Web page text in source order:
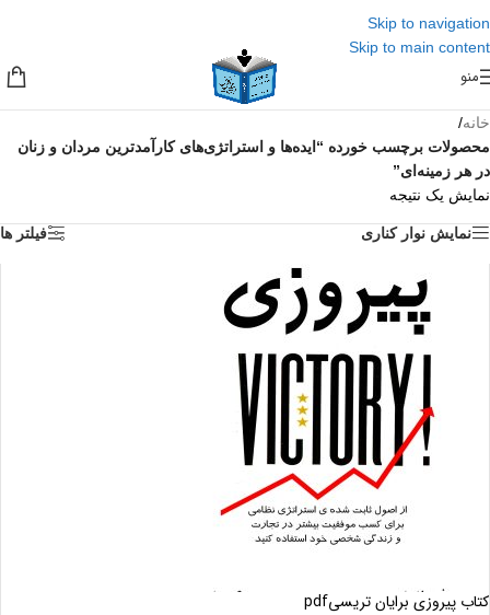
Skip to navigation
Skip to main content
منو
خانه/
محصولات برچسب خورده “ایده‌ها و استراتژی‌های کارآمدترین مردان و زنان
در هر زمینه‌ای”
نمایش یک نتیجه
نمایش نوار کناری فیلتر ها
کتاب پیروزی برایان تریسیpdf